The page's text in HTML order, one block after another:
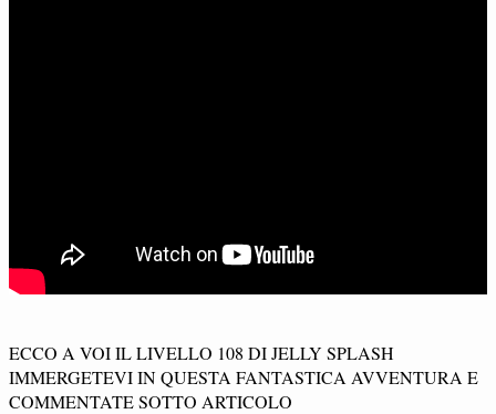
ECCO A VOI IL LIVELLO 108 DI JELLY SPLASH
IMMERGETEVI IN QUESTA FANTASTICA AVVENTURA E
COMMENTATE SOTTO ARTICOLO